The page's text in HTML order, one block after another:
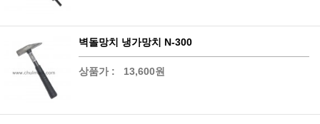
벽돌망치 냉가망치 N-300
상품가 : 13,600원